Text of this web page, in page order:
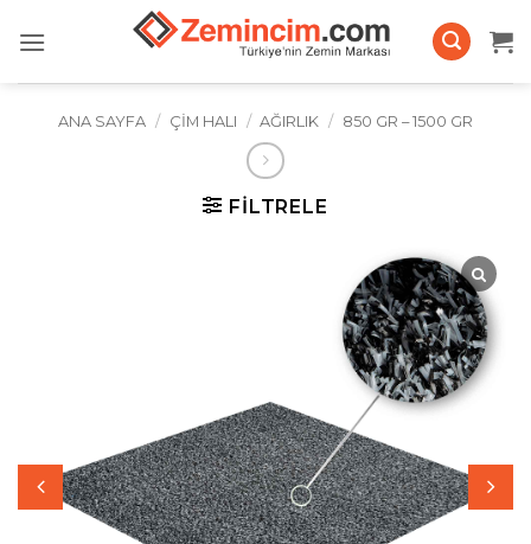
atla
ANA SAYFA / ÇIM HALI / AĞIRLIK / 850 GR – 1500 GR
FILTRELE